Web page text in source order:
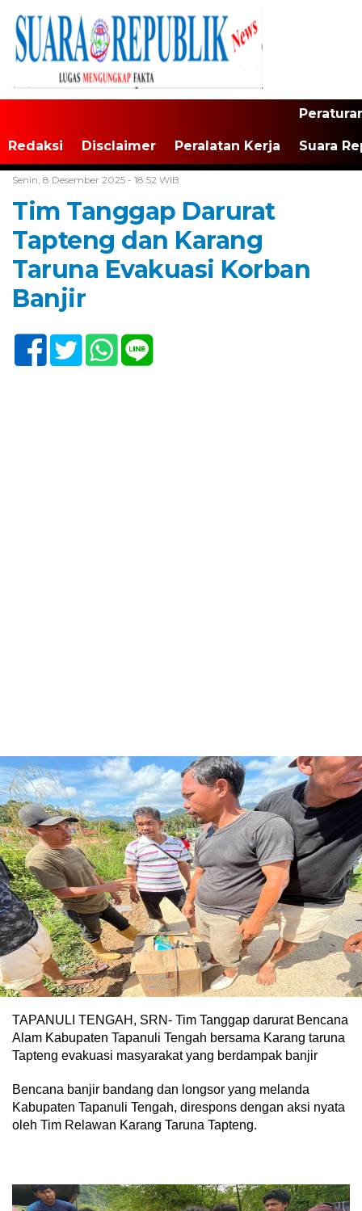
Redaksi Disclaimer Peralatan Kerja Suara
Senin, 8 Desember 2025 - 18:52 WIB
Tim Tanggap Darurat
Tapteng dan Karang
Taruna Evakuasi Korban
Banjir
TAPANULI TENGAH, SRN- Tim Tanggap darurat Bencana
Alam Kabupaten Tapanuli Tengah bersama Karang taruna
Tapteng evakuasi masyarakat yang berdampak banjir
Bencana banjir bandang dan longsor yang melanda
Kabupaten Tapanuli Tengah, direspons dengan aksi nyata
oleh Tim Relawan Karang Taruna Tapteng.